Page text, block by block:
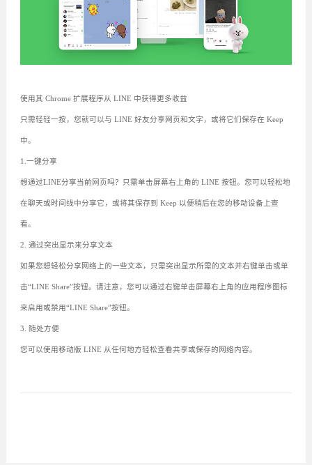
使用其 Chrome 扩展程序从 LINE 中获得更多收益
只需轻轻一按，您就可以与 LINE 好友分享网页和文字，或将它们保存在 Keep
中。
1.一键分享
想通过LINE分享当前网页吗？只需单击屏幕右上角的 LINE 按钮。您可以轻松地
在聊天或时间线中分享它，或将其保存到 Keep 以便稍后在您的移动设备上查
看。
2. 通过突出显示来分享文本
如果您想轻松分享网络上的一些文本，只需突出显示所需的文本并右键单击或单
击“LINE Share”按钮。请注意，您可以通过右键单击屏幕右上角的应用程序图标
来启用或禁用“LINE Share”按钮。
3. 随处方便
您可以使用移动版 LINE 从任何地方轻松查看共享或保存的网络内容。